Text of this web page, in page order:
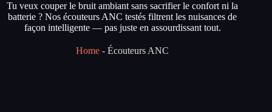
Tu veux couper le bruit ambiant sans sacrifier le confort ni la
batterie ? Nos écouteurs ANC testés filtrent les nuisances de
façon intelligente — pas juste en assourdissant tout.
Home -Écouteurs ANC